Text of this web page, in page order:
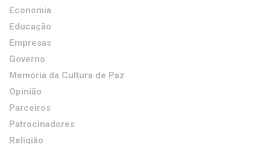
Economia
Educação
Empresas
Governo
Memória da Cultura de Paz
Opinião
Parceiros
Patrocinadores
Religião